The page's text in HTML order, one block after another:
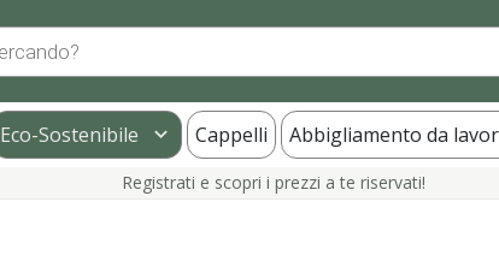
Eco-Sostenibile Cappelli Abbigliamento da
Registrati e scopri i prezzi a te riservati!